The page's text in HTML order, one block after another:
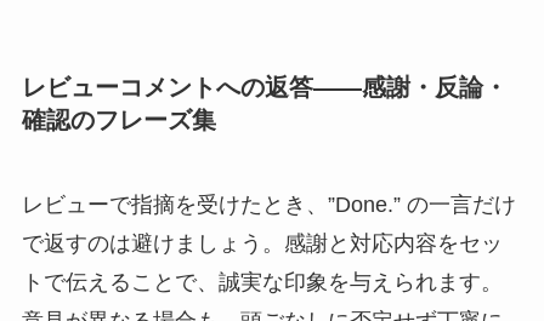
レビューコメントへの返答——感謝・反論・
確認のフレーズ集
レビューで指摘を受けたとき、”Done.” の一言だけ
で返すのは避けましょう。感謝と対応内容をセッ
トで伝えることで、誠実な印象を与えられます。